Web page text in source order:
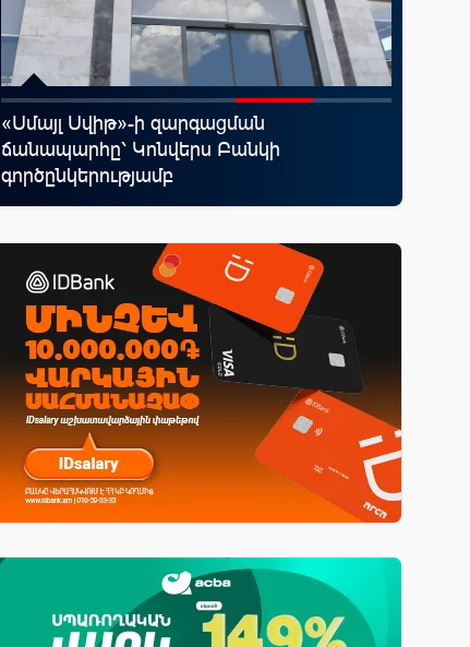
«Սմայլ Սվիթ»-ի զարգացման
ճանապարհը՝ Կոնվերս Բանկի
գործընկերությամբ